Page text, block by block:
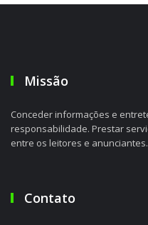
Missão
Conceder informações e
responsabilidade. Prestar
entre os leitores e anunciantes.
Contato